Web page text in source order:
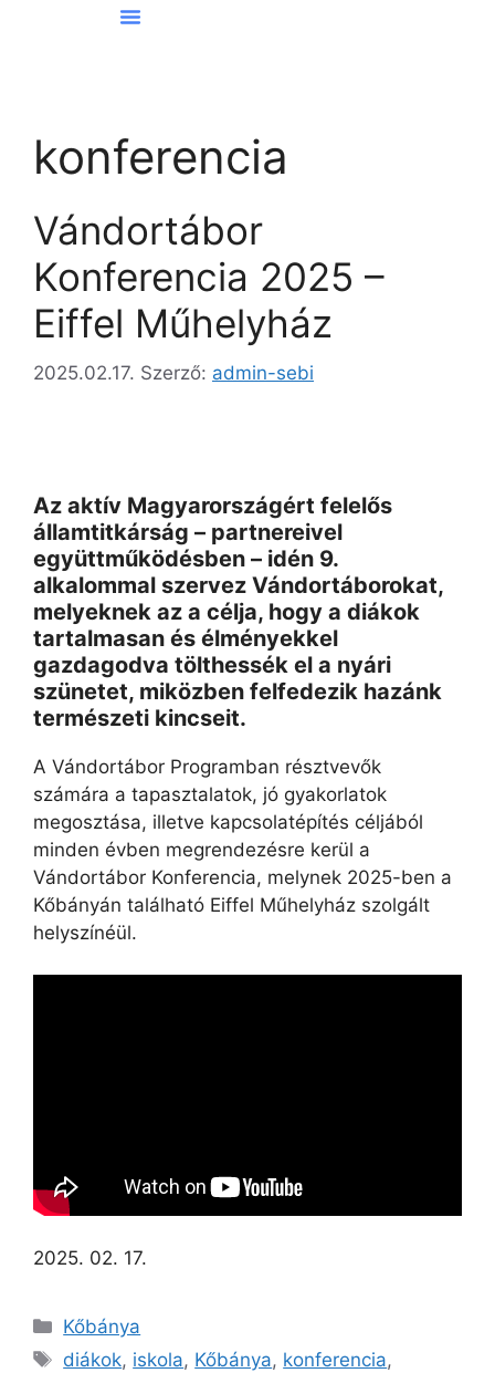
konferencia
Vándortábor
Konferencia 2025 –
Eiffel Műhelyház
2025.02.17. Szerző: admin-sebi
Az aktív Magyarországért felelős
államtitkárság – partnereivel
együttműködésben – idén 9.
alkalommal szervez Vándortáborokat,
melyeknek az a célja, hogy a diákok
tartalmasan és élményekkel
gazdagodva tölthessék el a nyári
szünetet, miközben felfedezik hazánk
természeti kincseit.
A Vándortábor Programban résztvevők
számára a tapasztalatok, jó gyakorlatok
megosztása, illetve kapcsolatépítés céljából
minden évben megrendezésre kerül a
Vándortábor Konferencia, melynek 2025-ben a
Kőbányán található Eiffel Műhelyház szolgált
helyszínéül.
2025. 02. 17.
Kőbánya
diákok, iskola, Kőbánya, konferencia,